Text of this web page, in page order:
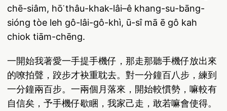
chē-siâm, hō͘ thâu-khak-lâi–ê khang-su-bāng-
sióng tòe leh gô-lâi-gô-khì, ū-sî mā ē gô kah
chiok tiām-chēng.
一開始我著愛一手提手機仔，那走那聽手機仔放出來
的嘹拍聲，跤步才袂重耽去。對一分鐘百八步，練到
一分鐘兩百步。一兩個月落來，開始較慣勢，嘛較有
自信矣，予手機仔歇睏，我家己走，敢若嘛會使得。